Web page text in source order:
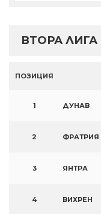
ВТОРА ЛИГА
ПОЗИЦИЯ
1 ДУНАВ
2 ФРАТРИЯ
3 ЯНТРА
4 ВИХРЕН